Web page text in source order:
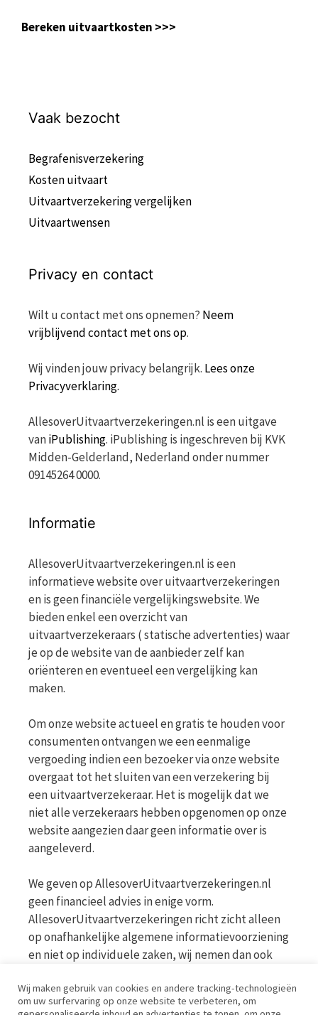
Bereken uitvaartkosten >>>
Vaak bezocht
Begrafenisverzekering
Kosten uitvaart
Uitvaartverzekering vergelijken
Uitvaartwensen
Privacy en contact
Wilt u contact met ons opnemen? Neem
vrijblijvend contact met ons op.
Wij vinden jouw privacy belangrijk. Lees onze
Privacyverklaring.
AllesoverUitvaartverzekeringen.nl is een uitgave
vaniPublishing. iPublishing is ingeschreven bij KVK
Midden-Gelderland, Nederland onder nummer
09145264 0000.
Informatie
AllesoverUitvaartverzekeringen.nl is een
informatieve website over uitvaartverzekeringen
en is geen financiële vergelijkingswebsite. We
bieden enkel een overzicht van
uitvaartverzekeraars ( statische advertenties) waar
je op de website van de aanbieder zelf kan
oriënteren en eventueel een vergelijking kan
maken.
Om onze website actueel en gratis te houden voor
consumenten ontvangen we een eenmalige
vergoeding indien een bezoeker via onze website
overgaat tot het sluiten van een verzekering bij
een uitvaartverzekeraar. Het is mogelijk dat we
niet alle verzekeraars hebben opgenomen op onze
website aangezien daar geen informatie over is
aangeleverd.
We geven op AllesoverUitvaartverzekeringen.nl
geen financieel advies in enige vorm.
AllesoverUitvaartverzekeringen richt zicht alleen
op onafhankelijke algemene informatievoorziening
en niet op individuele zaken, wij nemen dan ook
voor meer informatie op de website van de AFM
www.afm.nl
Wij maken gebruik van cookies en andere tracking-technologieën
om uw surfervaring op onze website te verbeteren, om